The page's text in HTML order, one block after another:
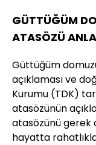
GÜTTÜĞÜM
ATASÖZÜ
Güttüğüm
açıklaması ve
Kurumu (TDK)
atasözünün
atasözünü gerek
hayatta